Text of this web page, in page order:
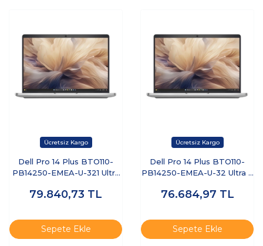
Dell Pro 14 Plus BTO110-
PB14250-EMEA-U-321 Ultra
Free Dos Dizüstü Bilgisayar
79.840,73 TL
Sepete Ekle
Dell Pro 14 Plus BTO110-
PB14250-EMEA-U-32 Ultra 7
Ubuntu Dizüstü Bilgisayar
76.684,97 TL
Sepete Ekle